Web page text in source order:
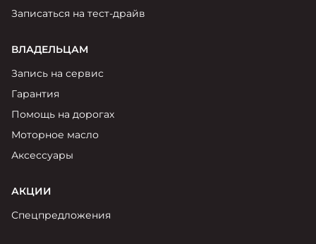
Записаться на тест-драйв
ВЛАДЕЛЬЦАМ
Запись на сервис
Гарантия
Помощь на дорогах
Моторное масло
Аксессуары
АКЦИИ
Спецпредложения